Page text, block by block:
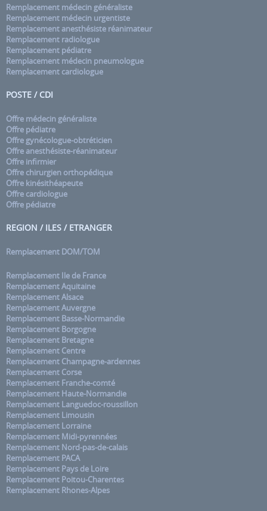
Remplacement médecin généraliste
Remplacement médecin urgentiste
Remplacement anesthésiste réanimateur
Remplacement radiologue
Remplacement pédiatre
Remplacement médecin pneumologue
Remplacement cardiologue
POSTE / CDI
Offre médecin généraliste
Offre pédiatre
Offre gynécologue-obtréticien
Offre anesthésiste-réanimateur
Offre infirmier
Offre chirurgien orthopédique
Offre kinésithéapeute
Offre cardiologue
Offre pédiatre
REGION / ILES / ETRANGER
Remplacement DOM/TOM
Remplacement Ile de France
Remplacement Aquitaine
Remplacement Alsace
Remplacement Auvergne
Remplacement Basse-Normandie
Remplacement Borgogne
Remplacement Bretagne
Remplacement Centre
Remplacement Champagne-ardennes
Remplacement Corse
Remplacement Franche-comté
Remplacement Haute-Normandie
Remplacement Languedoc-roussillon
Remplacement Limousin
Remplacement Lorraine
Remplacement Midi-pyrennées
Remplacement Nord-pas-de-calais
Remplacement PACA
Remplacement Pays de Loire
Remplacement Poitou-Charentes
Remplacement Rhones-Alpes